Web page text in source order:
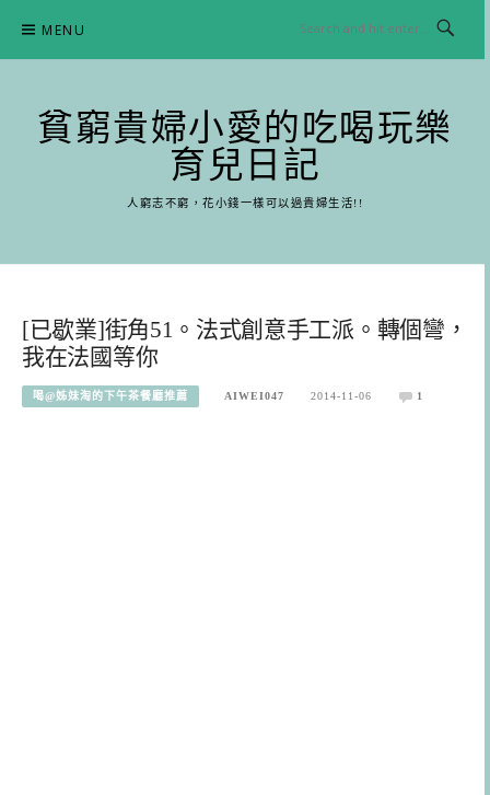
content
MENU
貧窮貴婦小愛的吃喝玩樂
育兒日記
人窮志不窮，花小錢一樣可以過貴婦生活!!
[已歇業]街角51。法式創意手工派。轉個彎，
我在法國等你
喝@姊妹淘的下午茶餐廳推薦 AIWEI047 2014-11-06 1